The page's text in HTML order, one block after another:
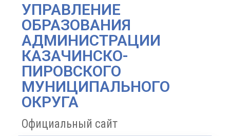
УПРАВЛЕНИЕ
ОБРАЗОВАНИЯ
АДМИНИСТРАЦИИ
КАЗАЧИНСКО-
ПИРОВСКОГО
МУНИЦИПАЛЬНОГО
ОКРУГА
Официальный сайт